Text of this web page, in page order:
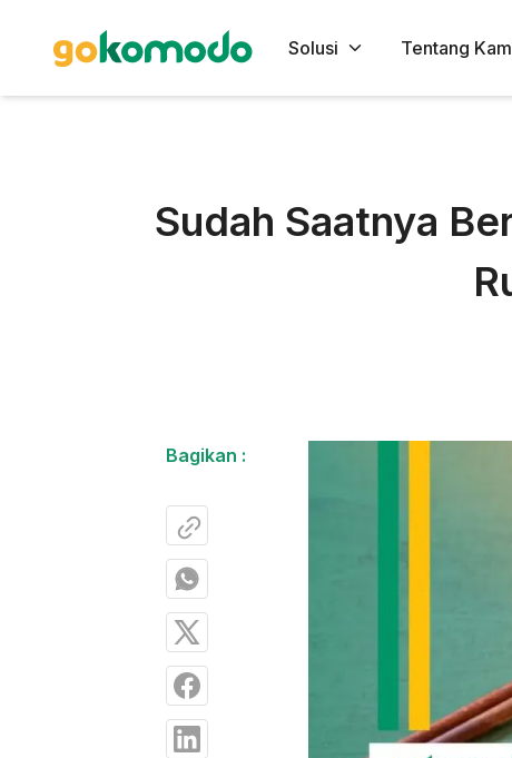
Solusi Tentang
Sudah Saatnya
Bagikan :